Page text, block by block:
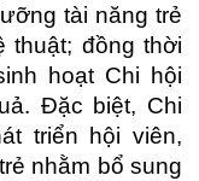
tài năng trẻ
thuật; đồng thời
hoạt Chi hội
Đặc biệt, Chi
triển hội viên,
nhằm bổ sung